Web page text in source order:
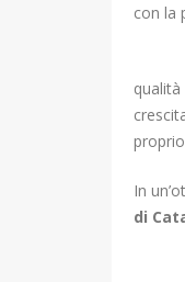
con la
In
di